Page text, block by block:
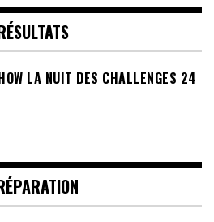
LA NUIT DES CHALLENGES 24